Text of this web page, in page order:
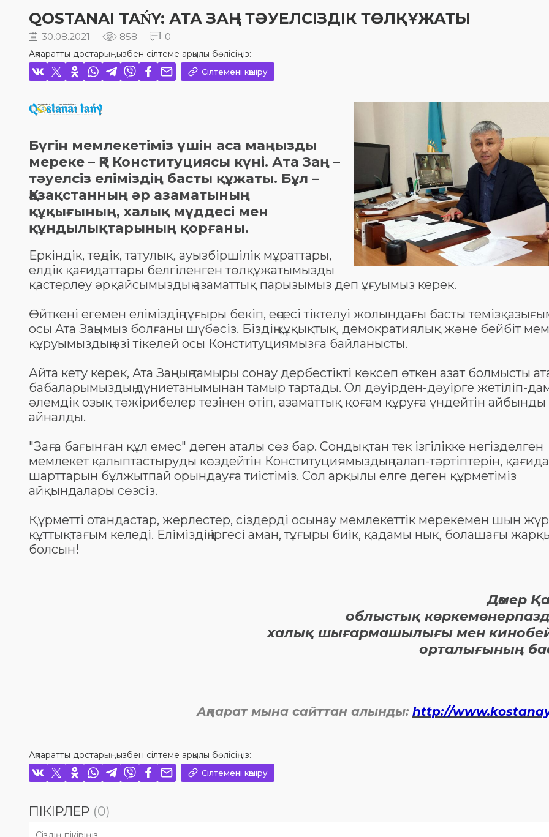
QOSTANAI TAŃY: АТА ЗАҢ – ТӘУЕЛСІЗДІК ТӨЛҚҰЖАТЫ
30.08.2021 858 0
Ақпаратты достарыңызбен сілтеме арқылы бөлісіңіз:
Сілтемені көшіру
Бүгін мемлекетіміз үшін аса маңызды
мереке – ҚР Конституциясы күні. Ата Заң –
тәуелсіз еліміздің басты құжаты. Бұл –
Қазақстанның әр азаматының
құқығының, халық мүддесі мен
құндылықтарының қорғаны.
Еркіндік, теңдік, татулық, ауызбіршілік мұраттары,
елдік қағидаттары белгіленген төлқұжатымызды
қастерлеу әрқайсымыздың азаматтық парызымыз деп ұғуымыз керек.
Өйткені егемен еліміздің тұғыры бекіп, еңсесі тіктелуі жолындағы басты
осы Ата Заңымыз болғаны шүбәсіз. Біздің құқықтық, демократиялық және бейбіт
құруымыздың өзі тікелей осы Конституциямызға байланысты.
Айта кету керек, Ата Заңның тамыры сонау дербестікті көксеп өткен азат болмысты
бабаларымыздың дүниетанымынан тамыр тартады. Ол дәуірден-дәуірге жетіліп-
әлемдік озық тәжірибелер тезінен өтіп, азаматтық қоғам құруға үндейтін
айналды.
"Заңға бағынған құл емес" деген аталы сөз бар. Сондықтан тек ізгілікке негізделген
мемлекет қалыптастыруды көздейтін Конституциямыздың талап-тәртіптерін,
шарттарын бұлжытпай орындауға тиістіміз. Сол арқылы елге деген құрметіміз
айқындалары сөзсіз.
Құрметті отандастар, жерлестер, сіздерді осынау мемлекеттік мерекемен шын
құттықтағым келеді. Еліміздің іргесі аман, тұғыры биік, қадамы нық, болашағы
болсын!
Дәмер
облыстық
халық шығармашылығы мен
орталығының
Ақпарат мына сайттан алынды: http://
Ақпаратты достарыңызбен сілтеме арқылы бөлісіңіз:
Сілтемені көшіру
ПІКІРЛЕР (0)